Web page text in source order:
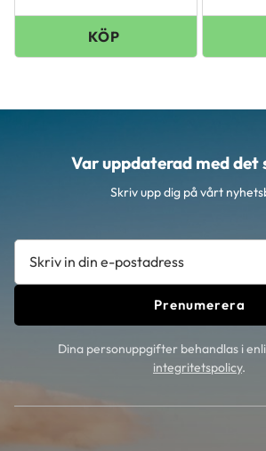
Var uppdaterad med det
Skriv upp dig på vårt
Prenumerera
Dina personuppgifter behandlas i
integritetspolicy.